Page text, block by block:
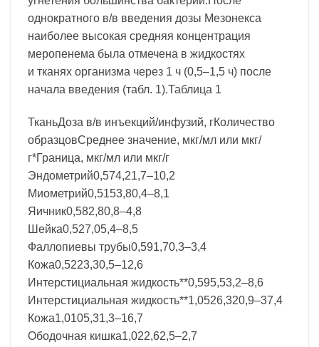
однократного в/в введения дозы Мезонекса
наиболее высокая средняя концентрация
меропенема была отмечена в жидкостях
и тканях организма через 1 ч (0,5–1,5 ч) после
начала введения (табл. 1).Таблица 1
ТканьДоза в/в инъекций/инфузий, гКоличество
образцовСреднее значение, мкг/мл или мкг/
г*Граница, мкг/мл или мкг/г
Эндометрий0,574,21,7–10,2
Миометрий0,5153,80,4–8,1
Яичник0,582,80,8–4,8
Шейка0,527,05,4–8,5
Фаллопиевы трубы0,591,70,3–3,4
Кожа0,5223,30,5–12,6
Интерстициальная жидкость**0,595,53,2–8,6
Интерстициальная жидкость**1,0526,320,9–37,4
Кожа1,0105,31,3–16,7
Ободочная кишка1,022,62,5–2,7